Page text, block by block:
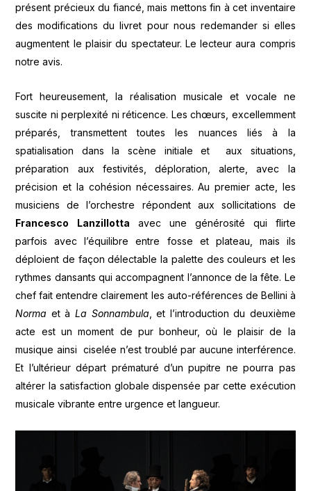
présent précieux du fiancé, mais mettons fin à cet inventaire
des modifications du livret pour nous redemander si elles
augmentent le plaisir du spectateur. Le lecteur aura compris
notre avis.
Fort heureusement, la réalisation musicale et vocale ne
suscite ni perplexité ni réticence. Les chœurs, excellemment
préparés, transmettent toutes les nuances liés à la
spatialisation dans la scène initiale et aux situations,
préparation aux festivités, déploration, alerte, avec la
précision et la cohésion nécessaires. Au premier acte, les
musiciens de l’orchestre répondent aux sollicitations de
Francesco
Lanzillotta avec une générosité qui flirte
parfois avec l’équilibre entre fosse et plateau, mais ils
déploient de façon délectable la palette des couleurs et les
rythmes dansants qui accompagnent l’annonce de la fête. Le
chef fait entendre clairement les auto-références de Bellini à
Norma et à La Sonnambula , et l’introduction du deuxième
acte est un moment de pur bonheur, où le plaisir de la
musique ainsi ciselée n’est troublé par aucune interférence.
Et l’ultérieur départ prématuré d’un pupitre ne pourra pas
altérer la satisfaction globale dispensée par cette exécution
musicale vibrante entre urgence et langueur.